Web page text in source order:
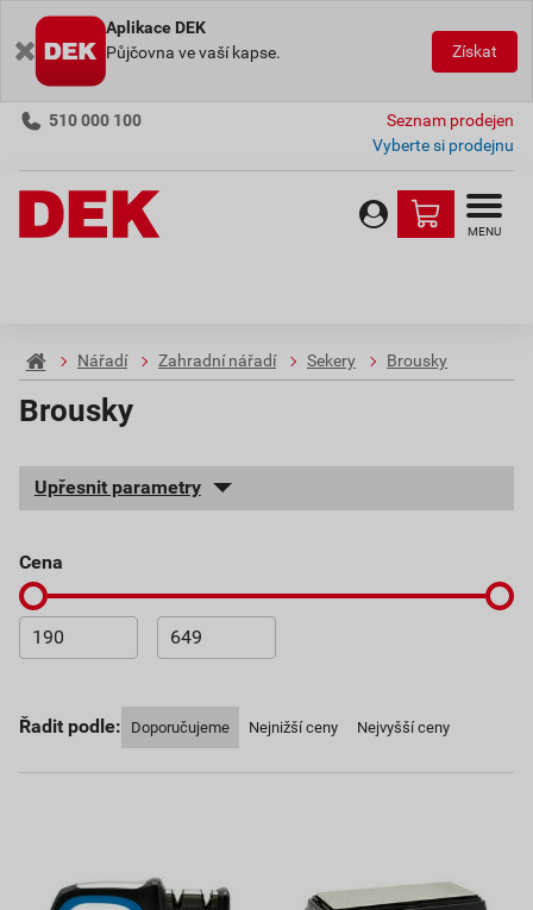
Aplikace DEK
Půjčovna ve vaší kapse.
Získat
510 000 100
Seznam prodejen
Vyberte si prodejnu
MENU
Nářadí Zahradní nářadí Sekery Brousky
Brousky
Upřesnit parametry
cena
Řadit podle: Doporučujeme Nejnižší ceny Nejvyšší ceny